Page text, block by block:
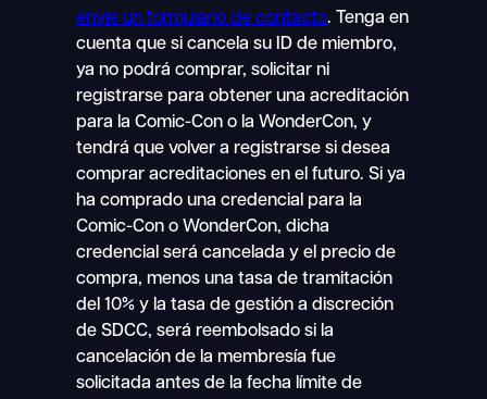
envíe un formulario de contacto. Tenga en
cuenta que si cancela su ID de miembro,
ya no podrá comprar, solicitar ni
registrarse para obtener una acreditación
para la Comic-Con o la WonderCon, y
tendrá que volver a registrarse si desea
comprar acreditaciones en el futuro. Si ya
ha comprado una credencial para la
Comic-Con o WonderCon, dicha
credencial será cancelada y el precio de
compra, menos una tasa de tramitación
del 10% y la tasa de gestión a discreción
de SDCC, será reembolsado si la
cancelación de la membresía fue
solicitada antes de la fecha límite de